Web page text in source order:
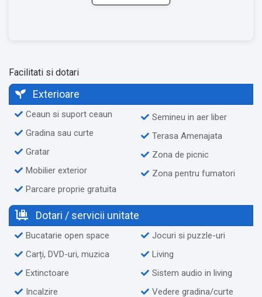
Facilitati si dotari
Exterioare
Ceaun si suport ceaun
Gradina sau curte
Gratar
Mobilier exterior
Parcare proprie gratuita
Semineu in aer liber
Terasa Amenajata
Zona de picnic
Zona pentru fumatori
Dotari / servicii unitate
Bucatarie open space
Carți, DVD-uri, muzica
Extinctoare
Incalzire
Jocuri si puzzle-uri
Living
Sistem audio in living
Vedere gradina/curte